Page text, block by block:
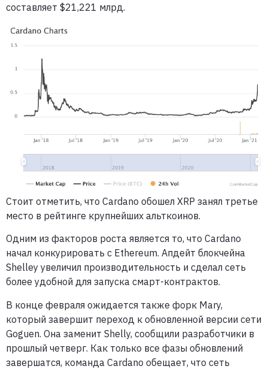
составляет $21,221 млрд.
Стоит отметить, что Cardano обошел XRP занял третье
место в рейтинге крупнейших альткоинов.
Одним из факторов роста является то, что Cardano
начал конкурировать с Ethereum. Апдейт блокчейна
Shelley увеличил производительность и сделал сеть
более удобной для запуска смарт-контрактов.
В конце февраля ожидается также форк Mary,
который завершит переход к обновленной версии сети
Goguen. Она заменит Shelly, сообщили разработчики в
прошлый четверг. Как только все фазы обновлений
завершатся, команда Cardano обещает, что сеть